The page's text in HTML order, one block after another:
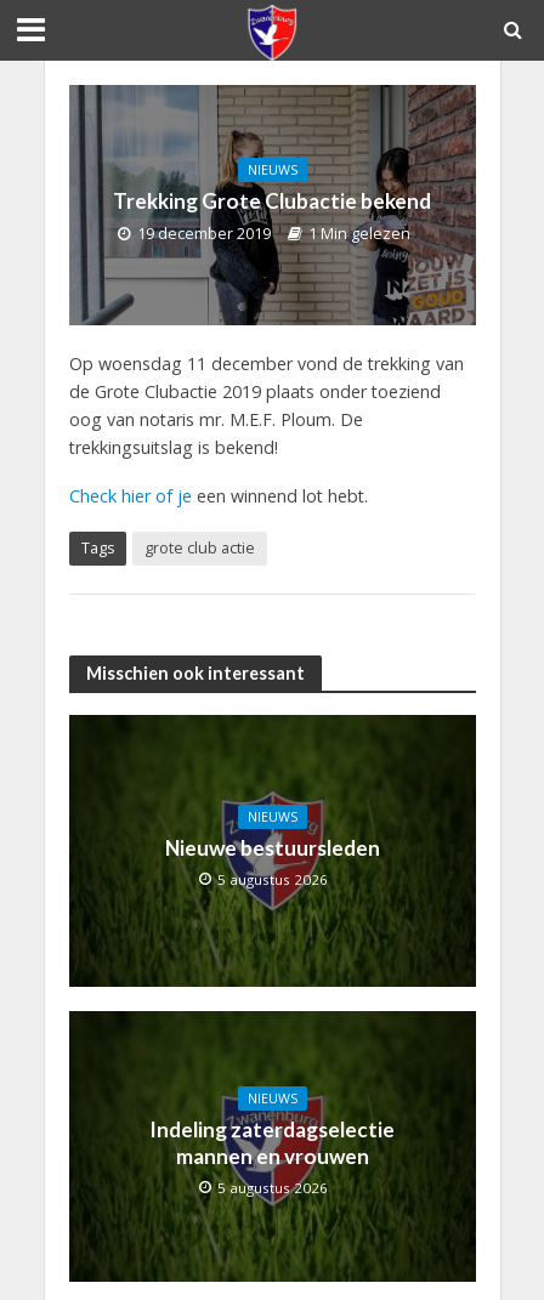
NIEUWS
Trekking Grote Clubactie bekend
19 december 2019 1 Min gelezen
Op woensdag 11 december vond de trekking van
de Grote Clubactie 2019 plaats onder toeziend
oog van notaris mr. M.E.F. Ploum. De
trekkingsuitslag is bekend!
Check hier of je een winnend lot hebt.
Tags grote club actie
Misschien ook interessant
NIEUWS
Nieuwe bestuursleden
5 augustus 2026
NIEUWS
Indeling zaterdagselectie
mannen en vrouwen
5 augustus 2026